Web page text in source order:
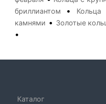
бриллиантом
•
камнями • Золотые
•
Каталог